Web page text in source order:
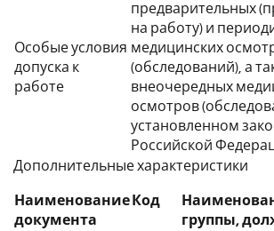
Особые условия
допуска к
работе
предварительных
на работу) и
медицинских
(обследований), а
внеочередных
осмотров
установленном
Российской
Дополнительные характеристики
Наименование
документа
Код
группы,